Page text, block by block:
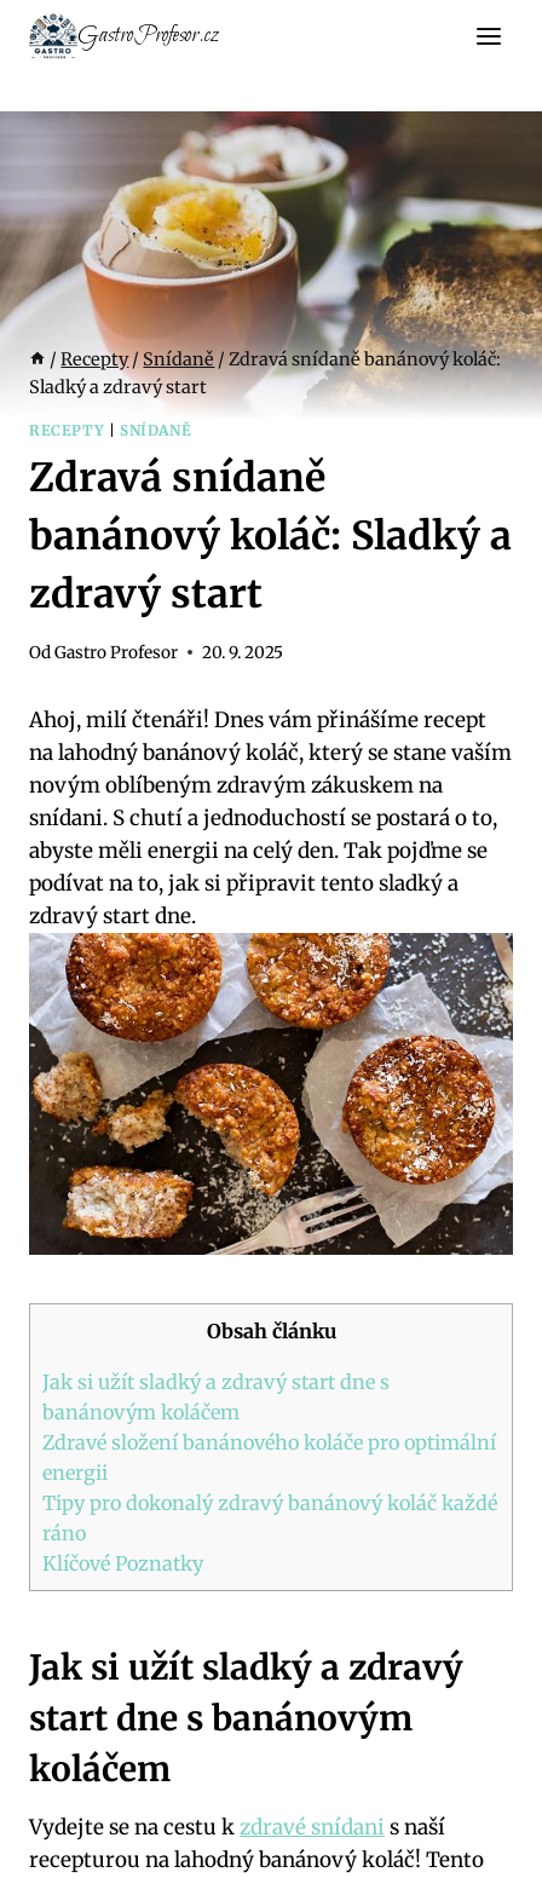
Přeskočit
GastroProfesor.cz
/ Recepty/Snídaně / Zdravá snídaně banánový koláč:
Sladký a zdravý start
RECEPTY SNÍDANĚ
Zdravá snídaně
banánový koláč: Sladký a
zdravý start
OdGastro Profesor 20. 9. 2025
Ahoj, ‌milí čtenáři! ‌Dnes vám přinášíme recept
na lahodný banánový koláč, který se stane vaším
novým oblíbeným zdravým zákuskem ‍na
snídani. S chutí a jednoduchostí ⁣se postará o to,​
abyste ‍měli energii na celý den. Tak pojďme se
podívat na to, jak si připravit tento sladký a
zdravý start dne.
Obsah článku
Jak si ​užít sladký⁤ a zdravý start ​dne s
banánovým koláčem
Zdravé složení​ banánového ‍koláče pro optimální
energii
Tipy pro​ dokonalý zdravý banánový koláč každé
ráno
Klíčové Poznatky
Jak si ​užít sladký⁤ a zdravý
start ​dne s banánovým
koláčem
Vydejte se na cestu kzdravé snídani ‌ s‌ naší⁢
recepturou na lahodný banánový koláč! Tento